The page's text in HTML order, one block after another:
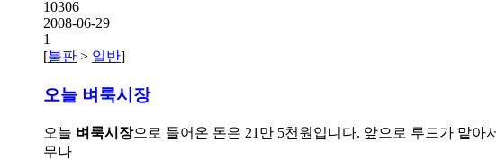
10306
2008-06-29
1
[불판 > 일반]
오늘 벼룩시장
오늘 벼룩시장으로 들어온 돈은 21만 5천원입니다. 앞으로 루드가 맡아
무나